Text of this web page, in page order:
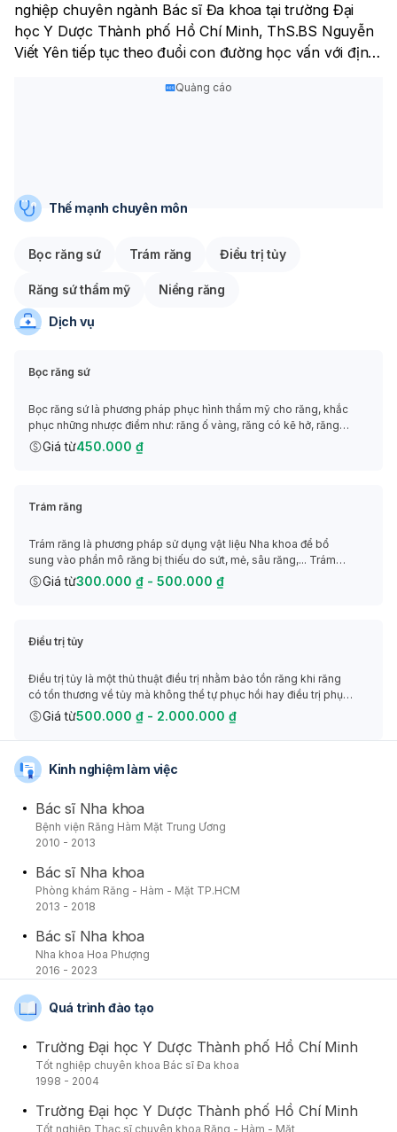
nghiệp chuyên ngành Bác sĩ Đa khoa tại trường Đại
học Y Dược Thành phố Hồ Chí Minh, ThS.BS Nguyễn
Viết Yên tiếp tục theo đuổi con đường học vấn với định
đạt được học hàm Thạc sĩ cũng tại ngôi trường này.
Thành phố Hồ Chí Minh,... ThS.BS Nguyễn Viết Yên sở
hữu nhiều kinh nghiệm trong việc thăm khám và chăm
sóc sức khỏe răng miệng. Thạc sĩ đã thực hiện hơn
15.000 ca phục hình răng sứ thẩm mỹ và niềng răng.
Với tinh thần trách nhiệm cao cũng như thái độ phục vụ
ThS.BS Nguyễn Viết Yên không chỉ nhận được sự tin
đội ngũ cán bộ, nhân viên tại phòng khám Nha khoa
Hoa Phượng - một trong những phòng khám Răng -
Hàm - Mặt hiện đại hàng đầu tại Thành phố Hồ Chí
Quảng cáo
Thế mạnh chuyên môn
Bọc răng sứ Trám răng Điều trị tủy
Răng sứ thẩm mỹ Niềng răng
Dịch vụ
Bọc răng sứ
Bọc răng sứ là phương pháp phục hình thẩm mỹ cho răng, khắc
phục những nhược điểm như: răng ố vàng, răng có kẽ hở, răng
thưa,... bằng việc thực hiện mài cùi răng thật và bọc răng sứ giả
bên ngoài.
Giá từ450.000 ₫
Trám răng
Trám răng là phương pháp sử dụng vật liệu Nha khoa để bổ
sung vào phần mô răng bị thiếu do sứt, mẻ, sâu răng,... Trám
răng vừa giúp cải thiện tính thẩm mỹ cho hàm răng, vừa giúp cải
thiện chức năng ăn nhai.
Giá từ300.000 ₫ - 500.000 ₫
Điều trị tủy
Điều trị tủy là một thủ thuật điều trị nhằm bảo tồn răng khi răng
có tổn thương về tủy mà không thể tự phục hồi hay điều trị phục
hồi được.
Giá tham khảo: 500.000 - 2.000.000 VNĐ/răng.
Giá từ500.000 ₫ - 2.000.000 ₫
Kinh nghiệm làm việc
Bác sĩ Nha khoa
Bệnh viện Răng Hàm Mặt Trung Ương
2010 - 2013
Bác sĩ Nha khoa
Phòng khám Răng - Hàm - Mặt TP.HCM
2013 - 2018
Bác sĩ Nha khoa
Nha khoa Hoa Phượng
2016 - 2023
Quá trình đào tạo
Trường Đại học Y Dược Thành phố Hồ Chí Minh
Tốt nghiệp chuyên khoa Bác sĩ Đa khoa
1998 - 2004
Trường Đại học Y Dược Thành phố Hồ Chí Minh
Tốt nghiệp Thạc sĩ chuyên khoa Răng - Hàm - Mặt